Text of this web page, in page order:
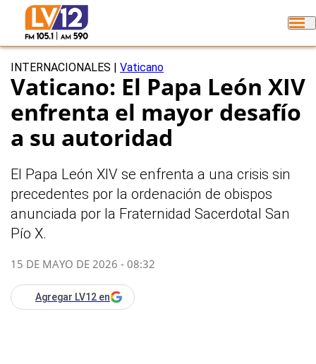
INTERNACIONALES Vaticano
Vaticano: El Papa León XIV
enfrenta el mayor desafío
a su autoridad
El Papa León XIV se enfrenta a una crisis sin
precedentes por la ordenación de obispos
anunciada por la Fraternidad Sacerdotal San
Pío X.
15 DE MAYO DE 2026 - 08:32
Agregar LV12 en